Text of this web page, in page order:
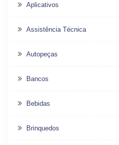
Aplicativos
Assistência Técnica
Autopeças
Bancos
Bebidas
Brinquedos